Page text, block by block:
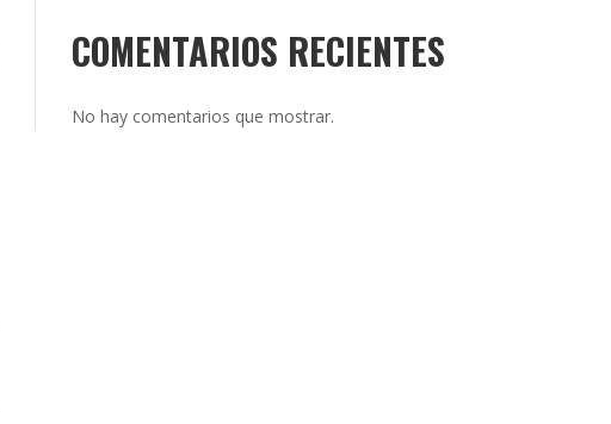
COMENTARIOS RECIENTES
No hay comentarios que mostrar.